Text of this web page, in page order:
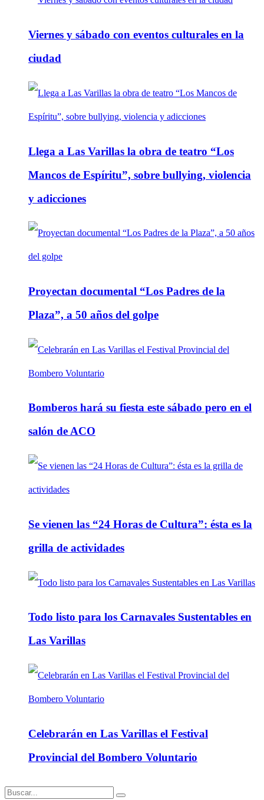
Viernes y sábado con eventos culturales en la
ciudad
Llega a Las Varillas la obra de teatro “Los
Mancos de Espíritu”, sobre bullying, violencia
y adicciones
Proyectan documental “Los Padres de la
Plaza”, a 50 años del golpe
Bomberos hará su fiesta este sábado pero en el
salón de ACO
Se vienen las “24 Horas de Cultura”: ésta es la
grilla de actividades
Todo listo para los Carnavales Sustentables en
Las Varillas
Celebrarán en Las Varillas el Festival
Provincial del Bombero Voluntario